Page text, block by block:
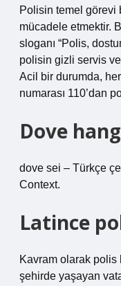
Polisin temel görevi
mücadele etmektir.
sloganı “Polis,
polisin gizli servis
Acil bir durumda,
numarası 110’dan
Dove
dove sei – Türkçe
Context.
Latince
Kavram olarak polis
şehirde yaşayan